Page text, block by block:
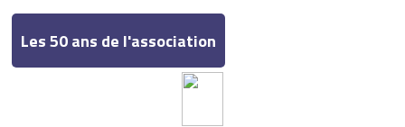
Les 50 ans de l'association